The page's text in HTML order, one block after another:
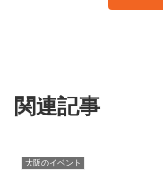
関連記事
大阪のイベント